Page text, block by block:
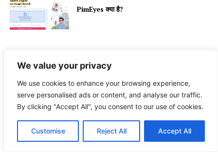
We value your privacy
We use cookies to enhance your browsing experience,
serve personalised ads or content, and analyse our traffic.
By clicking "Accept All", you consent to our use of cookies.
Customise Reject All Accept All
PimEyes क्या है?
More like this
RELATED